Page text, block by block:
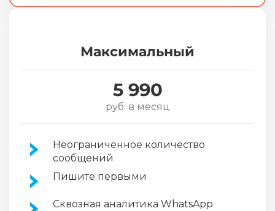
Максимальный
5 990
руб. в месяц
Неограниченное количество
сообщений
Пишите первыми
Сквозная аналитика WhatsApp